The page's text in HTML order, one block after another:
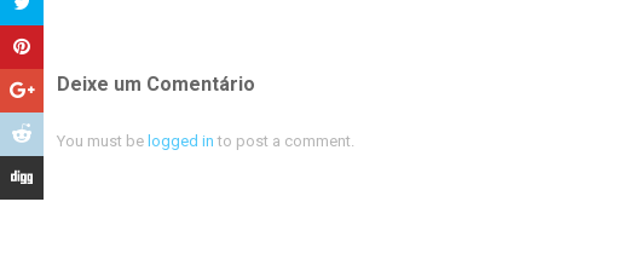
Deixe um Comentário
You must be logged in to post a comment.